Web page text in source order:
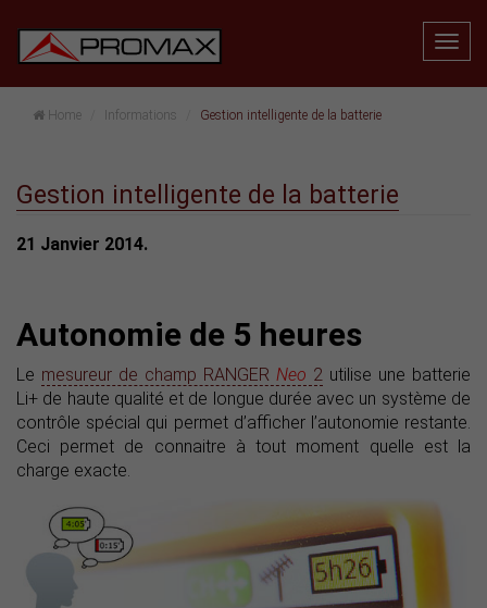
Home Informations Gestion intelligente de la batterie
Gestion intelligente de la batterie
21 Janvier 2014.
Autonomie de 5 heures
Le mesureur de champ RANGER Neo 2 utilise une batterie
Li+ de haute qualité et de longue durée avec un système de
contrôle spécial qui permet d’afficher l’autonomie restante.
Ceci permet de connaitre à tout moment quelle est la
charge exacte.